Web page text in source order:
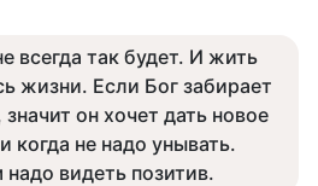
всегда так будет. И жить
жизни. Если Бог забирает
он хочет дать новое
когда не надо унывать.
надо видеть позитив.